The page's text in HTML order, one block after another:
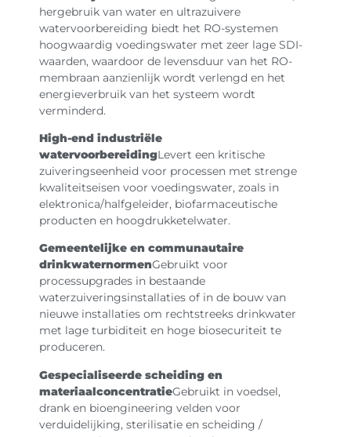
hergebruik van water en ultrazuivere
watervoorbereiding biedt het RO-systemen
hoogwaardig voedingswater met zeer lage SDI-
waarden, waardoor de levensduur van het RO-
membraan aanzienlijk wordt verlengd en het
energieverbruik van het systeem wordt
verminderd.
High-end industriële
watervoorbereidingLevert een kritische
zuiveringseenheid voor processen met strenge
kwaliteitseisen voor voedingswater, zoals in
elektronica/halfgeleider, biofarmaceutische
producten en hoogdrukketelwater.
Gemeentelijke en communautaire
drinkwaternormenGebruikt voor
processupgrades in bestaande
waterzuiveringsinstallaties of in de bouw van
nieuwe installaties om rechtstreeks drinkwater
met lage turbiditeit en hoge biosecuriteit te
produceren.
Gespecialiseerde scheiding en
materiaalconcentratieGebruikt in voedsel,
drank en bioengineering velden voor
verduidelijking, sterilisatie en scheiding /